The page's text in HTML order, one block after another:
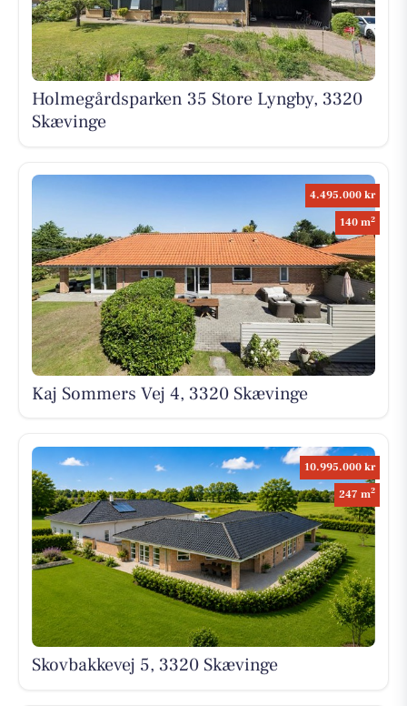
Holmegårdsparken 35 Store Lyngby, 3320
Skævinge
4.495.000 kr
140 m2
Kaj Sommers Vej 4, 3320 Skævinge
10.995.000 kr
247 m2
Skovbakkevej 5, 3320 Skævinge